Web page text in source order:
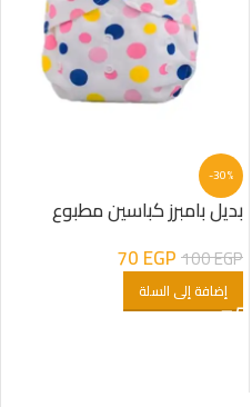
-30%
بديل بامبرز كباسين مطبوع
100EGP
70EGP
إضافة إلى السلة